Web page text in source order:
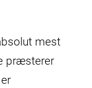
mest
præsterer